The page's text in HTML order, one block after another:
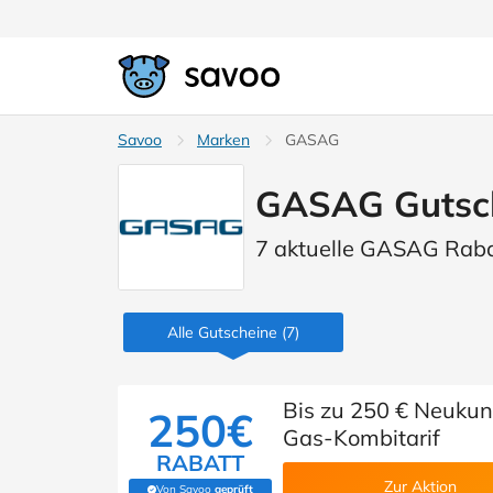
Savoo Marken GASAG
GASAG
7 aktuelle GASAG
Alle Gutscheine (7)
250€
RABATT
Von Savoo geprüft
Bis zu 250 €
Gas-Kombitarif
Zur Aktion